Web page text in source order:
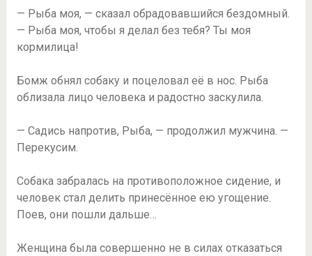
— Рыба моя, — сказал обрадовавшийся бездомный.
— Рыба моя, чтобы я делал без тебя? Ты моя
кормилица!
Бомж обнял собаку и поцеловал её в нос. Рыба
облизала лицо человека и радостно заскулила.
— Садись напротив, Рыба, — продолжил мужчина. —
Перекусим.
Собака забралась на противоположное сидение, и
человек стал делить принесённое ею угощение.
Поев, они пошли дальше…
Женщина была совершенно не в силах отказаться